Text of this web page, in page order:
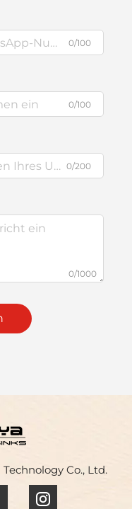
0/100
0/100
0/200
0/1000
Co., Ltd.